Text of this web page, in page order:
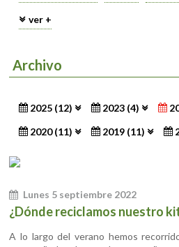
Lunes 5 septiembre 2022
¿Dónde reciclamos nuestro
A lo largo del verano hemos
ver +
Archivo
2025 (12) 2023 (4)
2020 (11)
2019 (11)